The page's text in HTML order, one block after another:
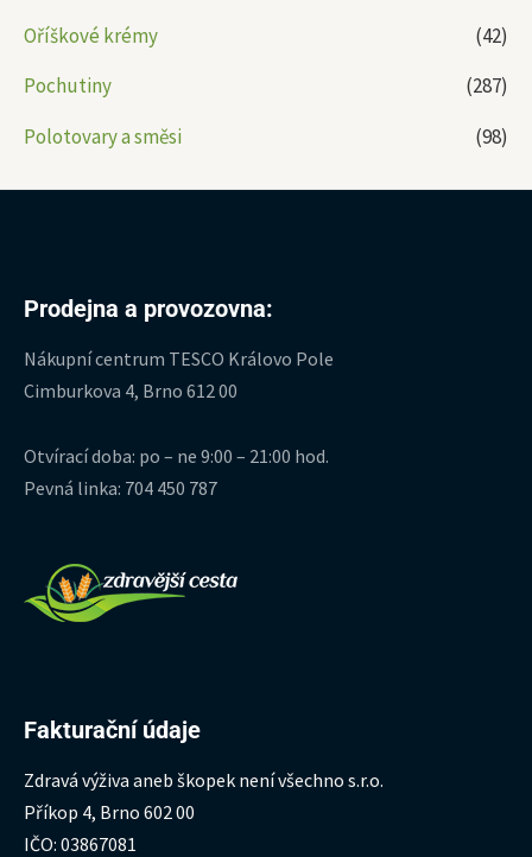
Oříškové krémy
(42)
Pochutiny
(287)
Polotovary a směsi
(98)
Prodejna a provozovna:
Nákupní centrum TESCO Královo Pole
Cimburkova 4, Brno 612 00
Otvírací doba: po – ne 9:00 – 21:00 hod.
Pevná linka: 704 450 787
Fakturační údaje
Zdravá výživa aneb škopek není všechno s.r.o.
Příkop 4, Brno 602 00
IČO: 03867081